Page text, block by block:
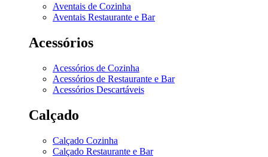
Aventais de Cozinha
Aventais Restaurante e Bar
Acessórios
Acessórios de Cozinha
Acessórios de Restaurante e Bar
Acessórios Descartáveis
Calçado
Calçado Cozinha
Calçado Restaurante e Bar